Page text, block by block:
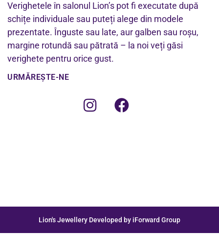
Verighetele în salonul Lion’s pot fi executate după
schițe individuale sau puteți alege din modele
prezentate. Înguste sau late, aur galben sau roșu,
margine rotundă sau pătrată – la noi veți găsi
verighete pentru orice gust.
URMĂREȘTE-NE
Lion's Jewellery Developed by iForward Group